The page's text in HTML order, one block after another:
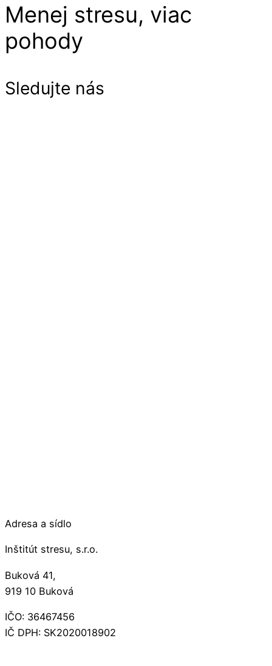
Menej stresu, viac
pohody
Sledujte nás
Adresa a sídlo
Inštitút stresu, s.r.o.
Buková 41,
919 10 Buková
IČO: 36467456
IČ DPH: SK2020018902